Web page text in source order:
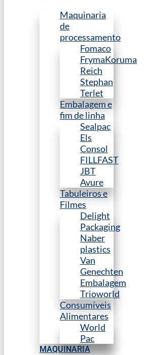
Maquinaria
de
processamento
Fomaco
FrymaKoruma
Reich
Stephan
Terlet
Embalagem e
fim de linha
Sealpac
Els
Consol
FILLFAST
JBT
Avure
Tabuleiros e
Filmes
Delight
Packaging
Naber
plastics
Van
Genechten
Embalagem
Trioworld
Consumíveis
Alimentares
World
Pac
MAQUINARIA